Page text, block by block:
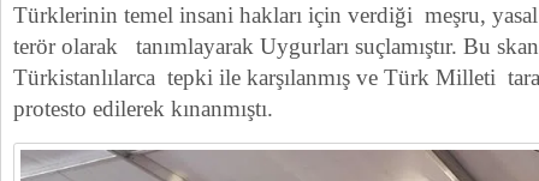
Türklerinin temel insani hakları için verdiği meşru, yasal
terör olarak tanımlayarak Uygurları suçlamıştır. Bu
Türkistanlılarca tepki ile karşılanmış ve Türk Milleti
protesto edilerek kınanmıştı.